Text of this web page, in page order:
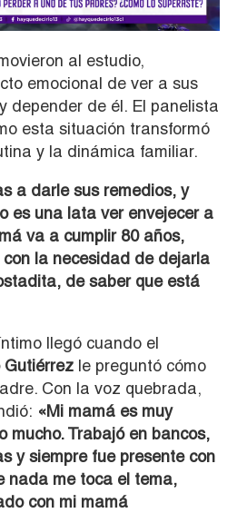
al estudio,
emocional de ver a sus
depender de él. El panelista
esta situación transformó
y la dinámica familiar.
a darle sus remedios, y
es una lata ver envejecer a
va a cumplir 80 años,
la necesidad de dejarla
de saber que está
llegó cuando el
Gutiérrez le preguntó cómo
Con la voz quebrada,
«Mi mamá es muy
mucho. Trabajó en bancos,
y siempre fue presente con
nada me toca el tema,
con mi mamá